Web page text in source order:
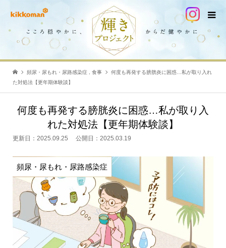
頻尿・尿もれ・尿路感染症 食事
何度も再発する膀胱炎に困惑…私が取り入れ
た対処法【更年期体験談】
何度も再発する膀胱炎に困惑…私が取り入
れた対処法【更年期体験談】
更新日： 2025.09.25 公開日： 2025.03.19
頻尿・尿もれ・尿路感染症